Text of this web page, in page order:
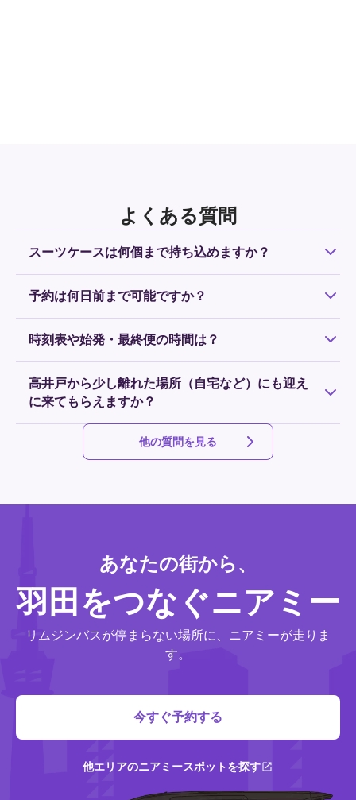
よくある質問
スーツケースは何個まで持ち込めますか？
で無料で持ち込み可能です。2個以上になる場合は、追加料
金がかかります。持ち込み可能な荷物はこちらをご確認く
ださい。
予約は何日前まで可能ですか？
のシャトルに乗車可能な場合は当日も受け付けています。
定員に達した場合はお受けできませんので、旅行や出張が
決まり次第お早めのご予約をおすすめします。
時刻表や始発・最終便の時間は？
をご予約できます。24時間年中無休で運行していますの
で、始発前の早朝、最終後の深夜でも安心してご利用いた
だけます。
高井戸から少し離れた場所（自宅など）にも迎え
に来てもらえますか？
NearMeでは指定の乗降スポットを利用するプランの他に、
ご希望の場所で乗降できるドアツードアのプランもご用意
他の質問を見る
あなたの街から、
羽田をつなぐニアミー
リムジンバスが停まらない場所に、ニアミーが走りま
す。
今すぐ予約する
他エリアのニアミースポットを探す